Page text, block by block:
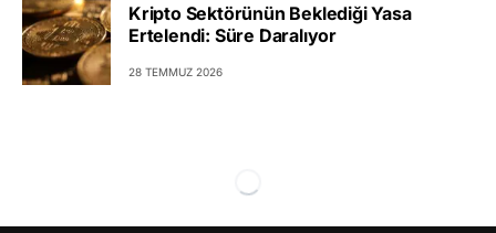
Kripto Sektörünün Beklediği Yasa
Ertelendi: Süre Daralıyor
28 TEMMUZ 2026